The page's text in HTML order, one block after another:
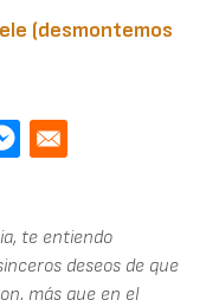
(desmontemos
te entiendo
deseos de que
más que en el